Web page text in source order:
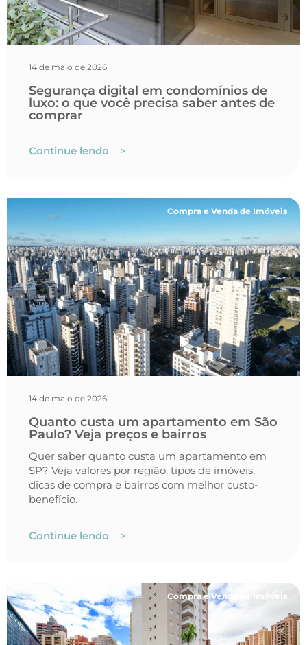
14 de maio de 2026
Segurança digital em condomínios de
luxo: o que você precisa saber antes de
comprar
Continue lendo >
Compra e Venda de Imóveis
14 de maio de 2026
Quanto custa um apartamento em São
Paulo? Veja preços e bairros
Quer saber quanto custa um apartamento em
SP? Veja valores por região, tipos de imóveis,
dicas de compra e bairros com melhor custo-
benefício.
Continue lendo >
Compra e Venda de Imóveis